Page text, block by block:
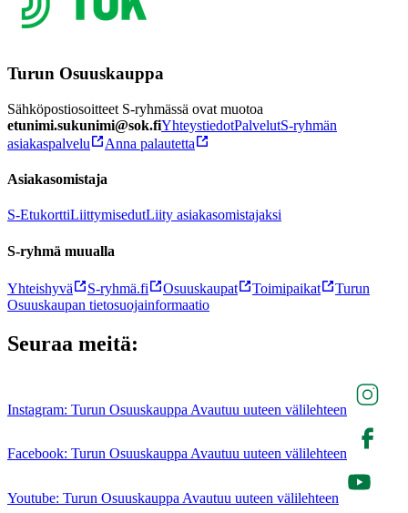
Turun Osuuskauppa
Sähköpostiosoitteet S-ryhmässä ovat muotoa
etunimi.sukunimi@sok.fiYhteystiedotPalvelutS-ryhmän
asiakaspalvelu
Anna palautetta
Asiakasomistaja
S-EtukorttiLiittymisedutLiity asiakasomistajaksi
S-ryhmä muualla
Yhteishyvä S-ryhmä.fi Osuuskaupat Toimipaikat
Turun
Osuuskaupan tietosuojainformaatio
Seuraa meitä:
Instagram: Turun Osuuskauppa Avautuu uuteen välilehteen
Facebook: Turun Osuuskauppa Avautuu uuteen välilehteen
Youtube: Turun Osuuskauppa Avautuu uuteen välilehteen